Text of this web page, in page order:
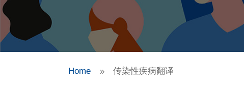
Home 9 传染性疾病翻译